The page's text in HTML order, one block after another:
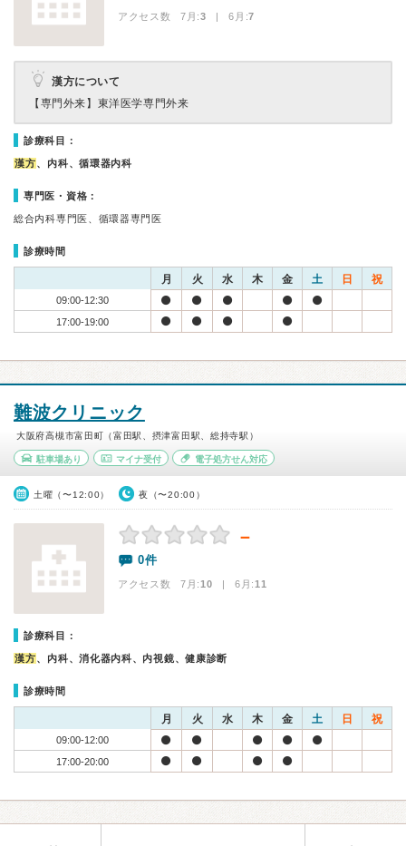
アクセス数 7月:3 | 6月:7
漢方について
【専門外来】 東洋医学専門外来
診療科目：
漢方、内科、循環器内科
専門医・資格：
総合内科専門医、循環器専門医
診療時間
月 火 水 木 金 土 日 祝
09:00-12:30
17:00-19:00
難波クリニック
大阪府高槻市富田町（富田駅、摂津富田駅、総持寺駅）
駐車場あり マイナ受付 電子処方せん対応
土曜（〜12:00） 夜（〜20:00）
－
0件
アクセス数 7月:10 | 6月:11
診療科目：
漢方、内科、消化器内科、内視鏡、健康診断
診療時間
月 火 水 木 金 土 日 祝
09:00-12:00
17:00-20:00